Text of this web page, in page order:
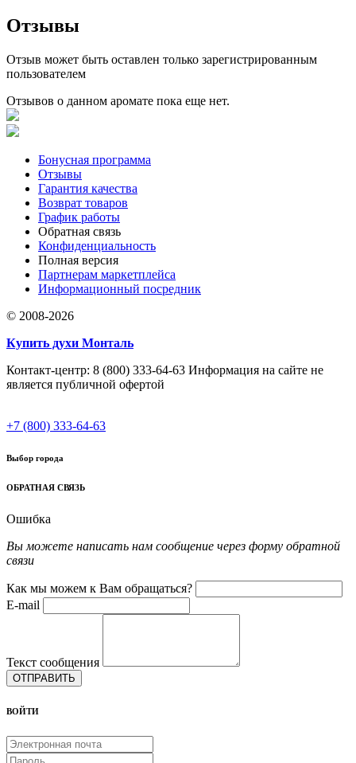
Отзывы
Отзыв может быть оставлен только зарегистрированным
пользователем
Отзывов о данном аромате пока еще нет.
Бонусная программа
Отзывы
Гарантия качества
Возврат товаров
График работы
Обратная связь
Конфиденциальность
Полная версия
Партнерам маркетплейса
Информационный посредник
© 2008-2026
Купить духи Монталь
Контакт-центр: 8 (800) 333-64-63 Информация на сайте не
является публичной офертой
+7 (800) 333-64-63
Выбор города
ОБРАТНАЯ СВЯЗЬ
Ошибка
Вы можете написать нам сообщение через форму обратной
связи
Как мы можем к Вам обращаться?
E-mail
Текст сообщения
ОТПРАВИТЬ
ВОЙТИ